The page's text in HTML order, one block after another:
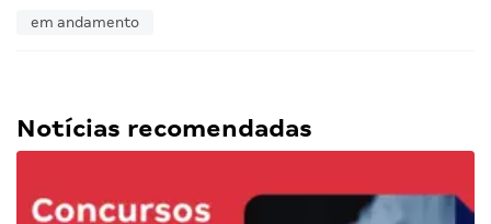
em andamento
Notícias recomendadas